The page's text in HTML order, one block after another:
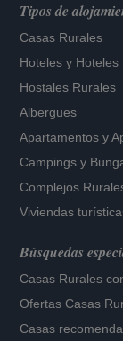
Tipos de
Casas Rurales
Hoteles y Hoteles
Hostales Rurales
Albergues
Apartamentos y
Campings y
Complejos
Viviendas
Búsquedas
Casas Rurales
Ofertas Casas
Casas